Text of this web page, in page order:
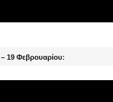
19 Φεβρουαρίου: